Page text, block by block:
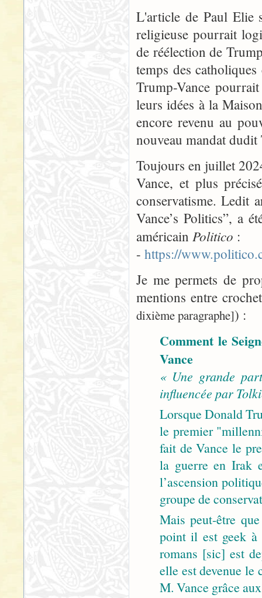
L'article de Paul Elie
religieuse pourrait
de réélection de
temps des
Trump-Vance
leurs idées à la
encore revenu au
nouveau mandat dudit
Toujours en juillet
Vance, et plus
conservatisme. Ledit
Vance’s Politics”, a
américain Politico :
- https://
Je me permets de
mentions entre
dixième paragraphe]) :
Comment le
Vance
« Une grande
influencée par
Lorsque Donald
le premier
fait de Vance le
la guerre en Irak
l’ascension
groupe de
Mais peut-être
point il est geek
romans [sic] est
elle est devenue le
M. Vance grâce